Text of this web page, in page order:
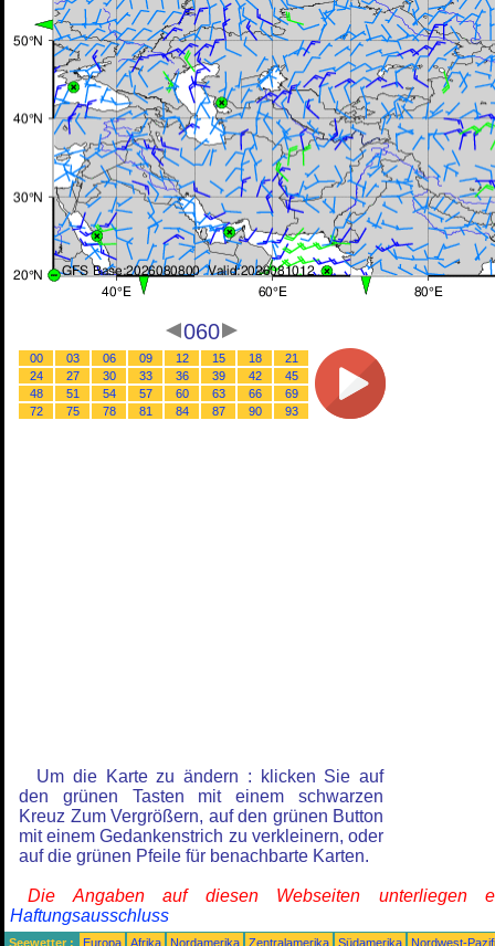
060
00 03 06 09 12 15 18
21
24
27 30 33 36 39 42
45
48
51 54 57 60 63 66
69
72
75 78 81 84 87 90 93
Um die Karte zu ändern : klicken Sie auf
den grünen Tasten mit einem schwarzen
Kreuz Zum Vergrößern, auf den grünen Button
mit einem Gedankenstrich zu verkleinern, oder
auf die grünen Pfeile für benachbarte Karten.
Die Angaben auf diesen Webseiten unterliegen
Haftungsausschluss
Seewetter : Europa Afrika Nordamerika Zentralamerika Südamerika
Nordwest-